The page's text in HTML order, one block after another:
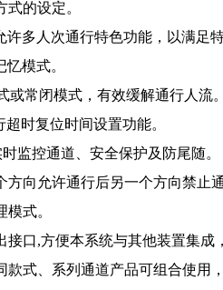
的设定。
许多人次通行特色功能，以满足
模式。
或常闭模式，有效缓解通行人流。
时复位时间设置功能。
监控通道、安全保护及防尾随。
方向允许通行后另一个方向禁止
式。
接口,方便本系统与其他装置集成
款式、系列通道产品可组合使用